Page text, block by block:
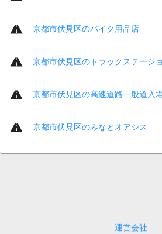
京都市伏見区のバイク用品店
京都市伏見区のトラックステーシ
京都市伏見区の高速道路一般道入
京都市伏見区のみなとオアシス
運営会社